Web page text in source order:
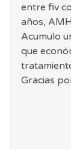
entre fiv
años,
Acumulo
que
Gracias